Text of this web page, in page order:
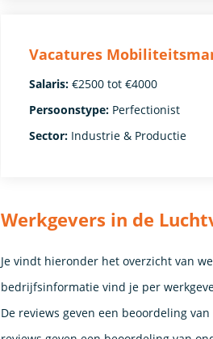
Vacatures
Salaris: €2500 tot €4000
Persoonstype: Perfectionist
Sector: Industrie & Productie
Werkgevers in de
Je vindt hieronder het overzicht van
bedrijfsinformatie vind je per
De reviews geven een beoordeling